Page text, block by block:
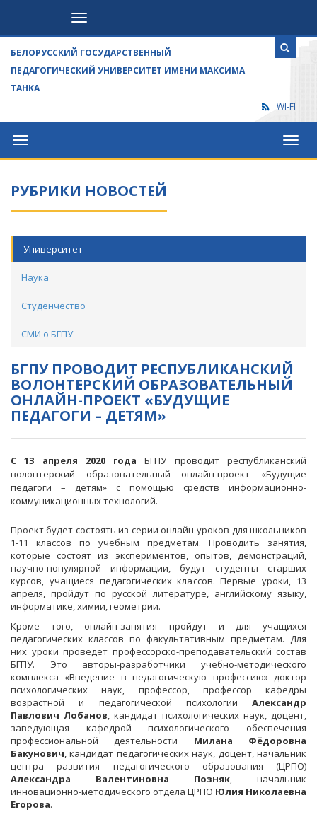
Посетителям
БЕЛОРУССКИЙ ГОСУДАРСТВЕННЫЙ
ПЕДАГОГИЧЕСКИЙ УНИВЕРСИТЕТ ИМЕНИ МАКСИМА
ТАНКА
WI-FI
Университет
РУБРИКИ НОВОСТЕЙ
Университет
Наука
Студенчество
СМИ о БГПУ
БГПУ ПРОВОДИТ РЕСПУБЛИКАНСКИЙ
ВОЛОНТЕРСКИЙ ОБРАЗОВАТЕЛЬНЫЙ
ОНЛАЙН-ПРОЕКТ «БУДУЩИЕ
ПЕДАГОГИ – ДЕТЯМ»
С 13 апреля 2020 годаБГПУ проводит республиканский
волонтерский образовательный онлайн-проект «Будущие
педагоги – детям» с помощью средств информационно-
коммуникационных технологий.
Проект будет состоять из серии онлайн-уроков для школьников
1-11 классов по учебным предметам. Проводить занятия,
которые состоят из экспериментов, опытов, демонстраций,
научно-популярной информации, будут студенты старших
курсов, учащиеся педагогических классов. Первые уроки, 13
апреля, пройдут по русской литературе, английскому языку,
информатике, химии, геометрии.
Кроме того, онлайн-занятия пройдут и для учащихся
педагогических классов по факультативным предметам. Для
них уроки проведет профессорско-преподавательский состав
БГПУ. Это авторы-разработчики учебно-методического
комплекса «Введение в педагогическую профессию» доктор
психологических наук, профессор, профессор кафедры
возрастной и педагогической психологии Александр
Павлович Лобанов, кандидат психологических наук, доцент,
заведующая кафедрой психологического обеспечения
профессиональной деятельности Милана Фёдоровна
Бакунович, кандидат педагогических наук, доцент, начальник
центра развития педагогического образования (ЦРПО)
Александра Валентиновна Позняк, начальник
инновационно-методического отдела ЦРПО Юлия Николаевна
Егорова.